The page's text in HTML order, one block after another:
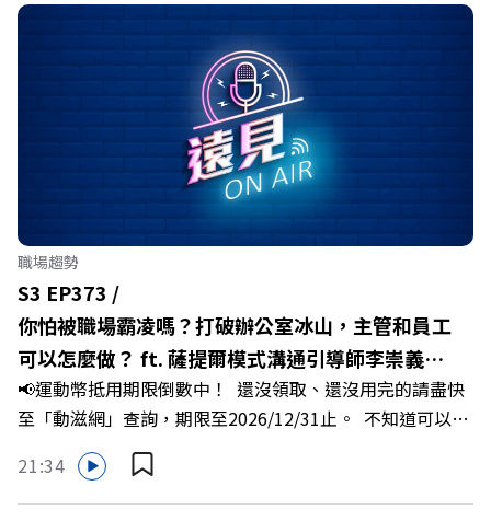
迎向黃金十年的發展動能。 本集《遠見ON AIR》邀請嘉義
縣長翁章梁、立法委員蔡易餘、財信傳媒集團董事長謝金
河、紙風車劇團創辦人李永豐、以及嘉義縣人力發展所所長
許喻理。帶你深入剖析《嘉義被看見了》書中收錄的八年轉
型故事，讀懂這段洗天換地的歷程，並共同看見下一個黃金
十年的發展藍圖！ 🔺翁章梁縣長如何攜手團隊，在大牌林
立的科技版圖中搶先卡位亞創中心？🔺品牌如何雙重升級，
化傳統作物為高價值的精品品牌？🔺如何將自身的失敗學，
轉化為凝聚團隊與縣民認同感的力量？🔺在迎向黃金十年的
新局下，嘉義如何打造子弟能安心安居的未來？ 主持人／
遠見雜誌副社長兼遠見智庫總編輯 李建興 與談人／嘉義縣
縣長 翁章梁、立法委員 蔡易餘、財信傳媒集團董事長 謝金
河、紙風車劇團創辦人 李永豐、嘉義縣人力發展所所長 許
喻理+++++🎂歡慶遠見40歲生日！手速搶下破天荒的獨家
優惠>>>https://gvmkt.pse.is/9e5pbz✨關注《遠見》更多
的社群：LINE：https://reurl.cc/A4ELQpIG：
https://bit.ly/3AjBWNVYT：https://bit.ly/38jNi9k
職場趨勢
S3 EP373 /
你怕被職場霸凌嗎？打破辦公室冰山，主管和員工
可以怎麼做？ ft. 薩提爾模式溝通引導師李崇義、
謝佳芸
📢運動幣抵用期限倒數中！ 還沒領取、還沒用完的請盡快
至「動滋網」查詢，期限至2026/12/31止。 不知道可以在
哪裡使用嗎？ 上「動滋網」【合作店家】專區，全台五千
多家合作業者任你選，馬上來找適用地點！ ➡️
https://fstry.pse.is/9epct2 —— 以上為 FMTaiwan 與
21:34